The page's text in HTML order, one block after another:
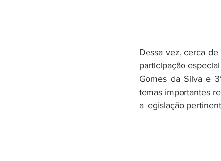
Dessa vez, cerca
participação
Gomes da Silva e
temas importantes
a legislação